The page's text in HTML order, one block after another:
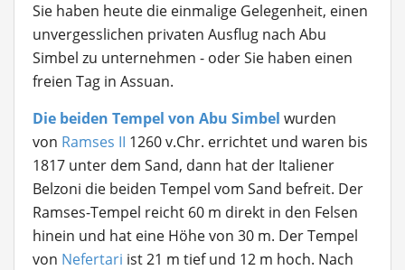
Sie haben heute die einmalige Gelegenheit, einen
unvergesslichen privaten Ausflug nach Abu
Simbel zu unternehmen - oder Sie haben einen
freien Tag in Assuan.
Die beiden Tempel von Abu Simbel wurden
von Ramses II 1260 v.Chr. errichtet und waren bis
1817 unter dem Sand, dann hat der Italiener
Belzoni die beiden Tempel vom Sand befreit. Der
Ramses-Tempel reicht 60 m direkt in den Felsen
hinein und hat eine Höhe von 30 m. Der Tempel
von Nefertari ist 21 m tief und 12 m hoch. Nach